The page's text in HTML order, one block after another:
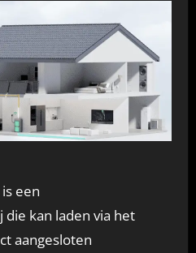
een
kan laden via het
aangesloten